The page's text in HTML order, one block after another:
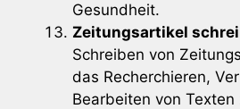
Gesundheit.
Zeitungsartikel
Schreiben von
das Recherchieren,
Bearbeiten von Texten